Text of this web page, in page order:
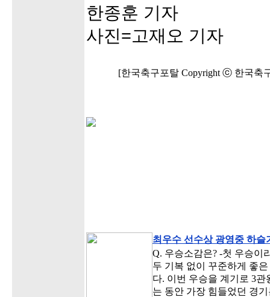
한종훈 기자
사진=고재오 기자
[한국축구포탈 Copyright ⓒ 한국축
최우수 선수상 광영중 하
Q. 우승소감은? -첫 우승이
두 기복 없이 꾸준하게 좋
다. 이번 우승을 계기로 3
는 동안 가장 힘들었던 경